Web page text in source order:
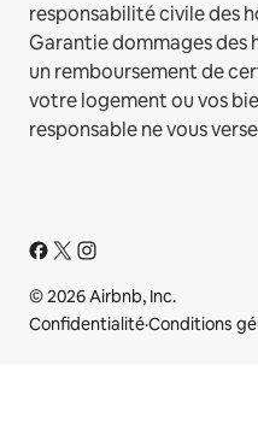
responsabilité civile des
Garantie dommages des
un remboursement de
votre logement ou vos
responsable ne vous
© 2026 Airbnb, Inc.
Confidentialité·Conditions